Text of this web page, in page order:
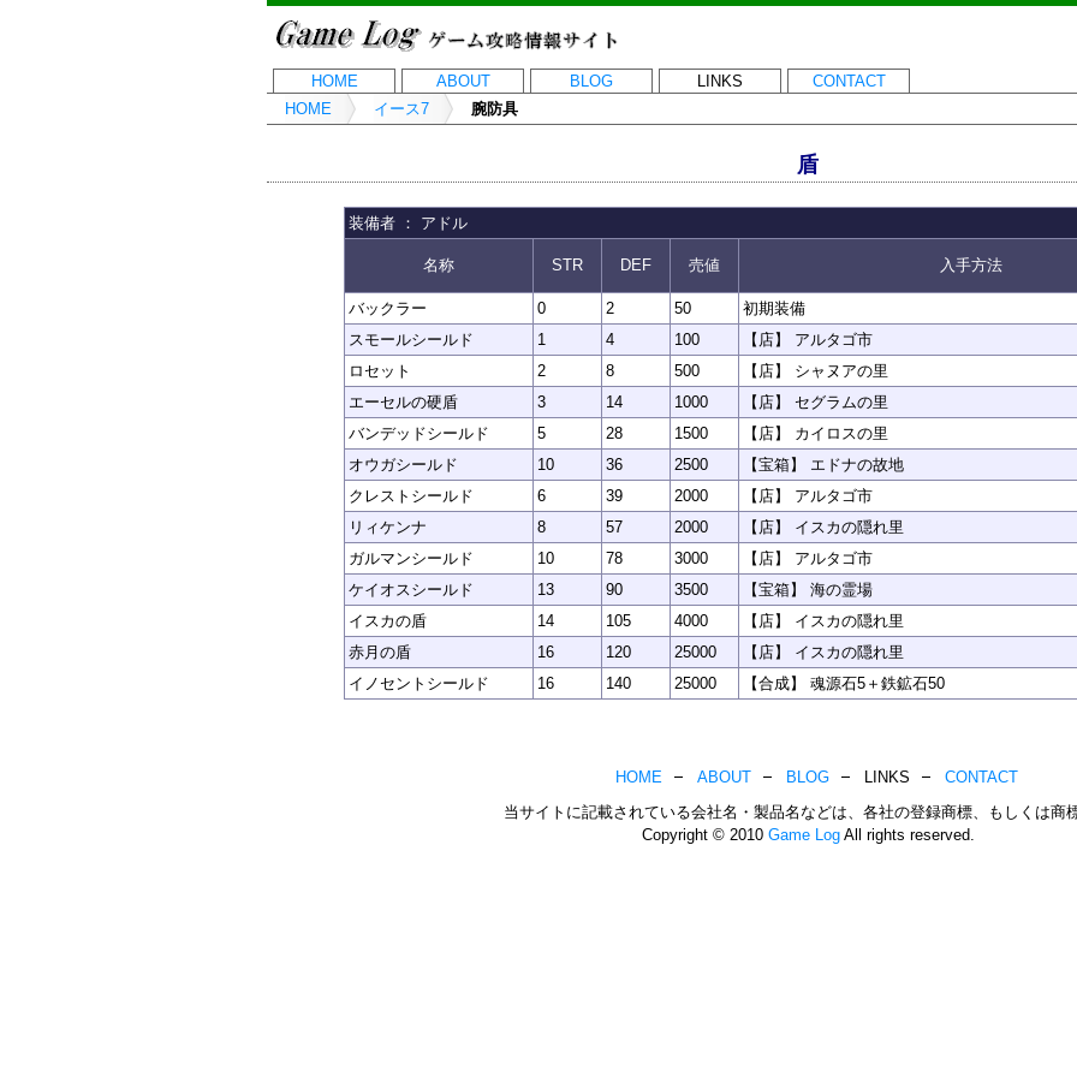
HOME ABOUT BLOG LINKS
CONTACT
HOME
イース7 腕防具
盾
装備者 ： アドル
名称 STR DEF 売値 入手方法
バックラー
0 2 50 初期装備
スモールシールド
1 4 100 【店】 アルタゴ市
ロセット
2 8 500 【店】 シャヌアの里
エーセルの硬盾
3 14 1000 【店】 セグラムの里
バンデッドシールド
5 28 1500 【店】 カイロスの里
オウガシールド
10 36 2500 【宝箱】 エドナの故地
クレストシールド
6 39 2000 【店】 アルタゴ市
リィケンナ
8 57 2000 【店】 イスカの隠れ里
ガルマンシールド
10 78 3000 【店】 アルタゴ市
ケイオスシールド
13 90 3500 【宝箱】 海の霊場
イスカの盾
14 105 4000 【店】 イスカの隠れ里
赤月の盾
16 120 25000 【店】 イスカの隠れ里
イノセントシールド
16 140 25000 【合成】 魂源石5＋鉄鉱石50
HOME ABOUT BLOG LINKS
CONTACT
当サイトに記載されている会社名・製品名などは、各社の登録商標、もしくは商
Copyright © 2010 Game LogAll rights reserved.